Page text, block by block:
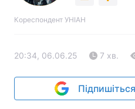
Кореспондент УНІАН
20:34, 06.06.25 7 хв.